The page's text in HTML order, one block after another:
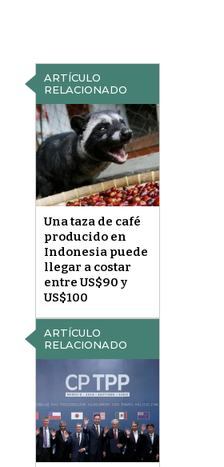
ARTÍCULO
RELACIONADO
Una taza de café
producido en
Indonesia puede
llegar a costar
entre US$90 y
US$100
ARTÍCULO
RELACIONADO